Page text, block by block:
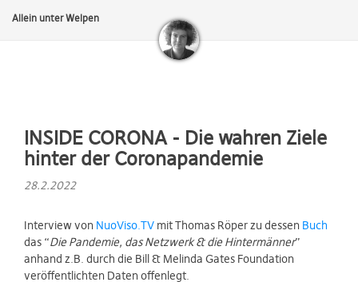
Allein unter Welpen
INSIDE CORONA - Die wahren Ziele
hinter der Coronapandemie
28.2.2022
Interview von NuoViso.TV mit Thomas Röper zu dessen Buch
das “Die Pandemie, das Netzwerk & die Hintermänner”
anhand z.B. durch die Bill & Melinda Gates Foundation
veröffentlichten Daten offenlegt.